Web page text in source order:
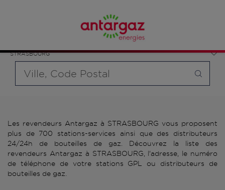
STRASBOURG
bouteille souhaité et le type de point de vente (revendeur /
distributeur automatique de bouteilles de gaz ou station GPL
carburant)
Les revendeurs Antargaz à STRASBOURG vous proposent
plus de 700 stations-services ainsi que des distributeurs
24/24h de bouteilles de gaz. Découvrez la liste des
revendeurs Antargaz à STRASBOURG, l'adresse, le numéro
de téléphone de votre stations GPL ou distributeurs de
bouteilles de gaz.